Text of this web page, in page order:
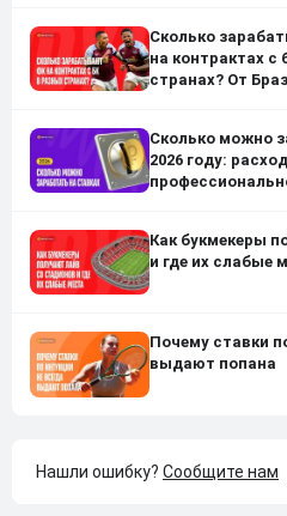
Сколько
на контрактах с
странах? От
Сколько можно
2026 году:
Как букмекеры
и где их слабые
Почему ставки
выдают попана
Нашли ошибку? Сообщите нам